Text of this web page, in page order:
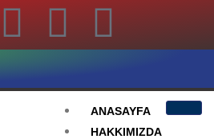
ANASAYFA
HAKKIMIZDA